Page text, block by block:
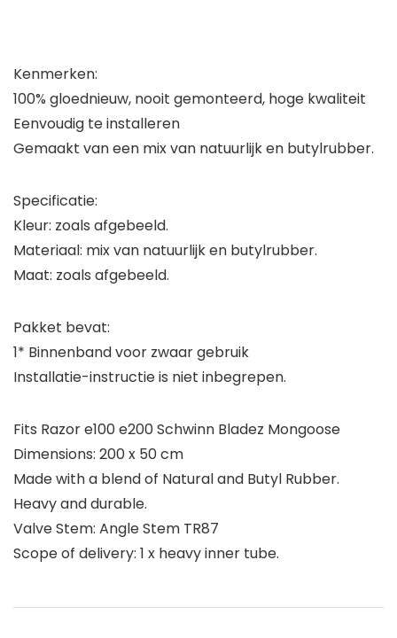
Kenmerken:
100% gloednieuw, nooit gemonteerd, hoge kwaliteit
Eenvoudig te installeren
Gemaakt van een mix van natuurlijk en butylrubber.
Specificatie:
Kleur: zoals afgebeeld.
Materiaal: mix van natuurlijk en butylrubber.
Maat: zoals afgebeeld.
Pakket bevat:
1* Binnenband voor zwaar gebruik
Installatie-instructie is niet inbegrepen.
Fits Razor e100 e200 Schwinn Bladez Mongoose
Dimensions: 200 x 50 cm
Made with a blend of Natural and Butyl Rubber.
Heavy and durable.
Valve Stem: Angle Stem TR87
Scope of delivery: 1 x heavy inner tube.